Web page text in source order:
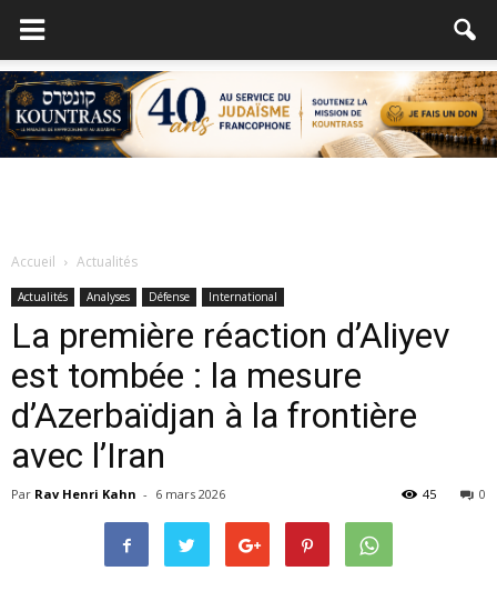
Accueil Actualités
Actualités Analyses Défense International
La première réaction d’Aliyev
est tombée : la mesure
d’Azerbaïdjan à la frontière
avec l’Iran
Par Rav Henri Kahn - 6 mars 2026 0
45